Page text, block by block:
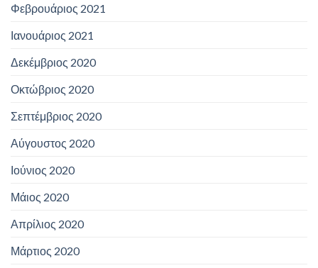
Φεβρουάριος 2021
Ιανουάριος 2021
Δεκέμβριος 2020
Οκτώβριος 2020
Σεπτέμβριος 2020
Αύγουστος 2020
Ιούνιος 2020
Μάιος 2020
Απρίλιος 2020
Μάρτιος 2020